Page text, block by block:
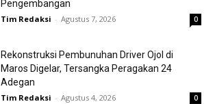
Pengembangan
Tim Redaksi - Agustus 7, 2026 0
Rekonstruksi Pembunuhan Driver Ojol di
Maros Digelar, Tersangka Peragakan 24
Adegan
Tim Redaksi - Agustus 4, 2026 0